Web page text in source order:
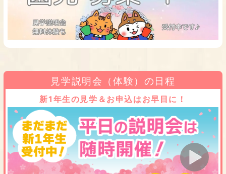
見学説明会（体験）の日程
新1年生の見学＆お申込はお早目に！